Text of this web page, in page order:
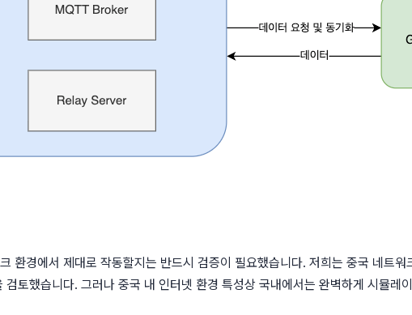
환경에서 제대로 작동할지는 반드시 검증이 필요했습니다. 저희는 중국 네트
토했습니다. 그러나 중국 내 인터넷 환경 특성상 국내에서는 완벽하게 시뮬레